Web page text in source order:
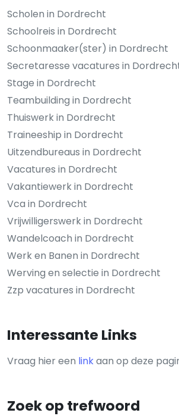
Scholen in Dordrecht
Schoolreis in Dordrecht
Schoonmaaker(ster) in Dordrecht
Secretaresse vacatures in
Stage in Dordrecht
Teambuilding in Dordrecht
Thuiswerk in Dordrecht
Traineeship in Dordrecht
Uitzendbureaus in Dordrecht
Vacatures in Dordrecht
Vakantiewerk in Dordrecht
Vca in Dordrecht
Vrijwilligerswerk in Dordrecht
Wandelcoach in Dordrecht
Werk en Banen in Dordrecht
Werving en selectie in Dordrecht
Zzp vacatures in Dordrecht
Interessante Links
Vraag hier een linkaan op deze
Zoek op trefwoord